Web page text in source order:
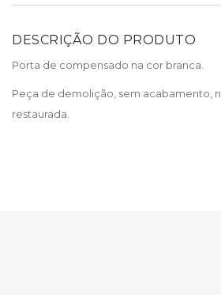
DESCRIÇÃO DO PRODUTO
Porta de compensado na cor branca.
Peça de demolição, sem acabamento,
restaurada.